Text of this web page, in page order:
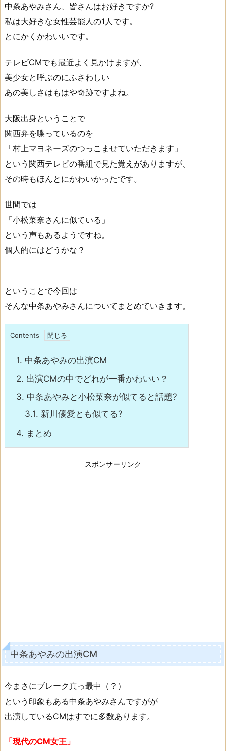
中条あやみさん、皆さんはお好きですか?
私は大好きな女性芸能人の1人です。
とにかくかわいいです。
テレビCMでも最近よく見かけますが、
美少女と呼ぶのにふさわしい
あの美しさはもはや奇跡ですよね。
大阪出身ということで
関西弁を喋っているのを
「村上マヨネーズのつっこませていただきます」
という関西テレビの番組で見た覚えがありますが、
その時もほんとにかわいかったです。
世間では
「小松菜奈さんに似ている」
という声もあるようですね。
個人的にはどうかな？
ということで今回は
そんな中条あやみさんについてまとめていきます。
Contents
1. 中条あやみの出演CM
2. 出演CMの中でどれが一番かわいい？
3. 中条あやみと小松菜奈が似てると話題?
3.1. 新川優愛とも似てる?
4. まとめ
スポンサーリンク
中条あやみの出演CM
今まさにブレーク真っ最中（？）
という印象もある中条あやみさんですがが
出演しているCMはすでに多数あります。
「現代のCM女王」